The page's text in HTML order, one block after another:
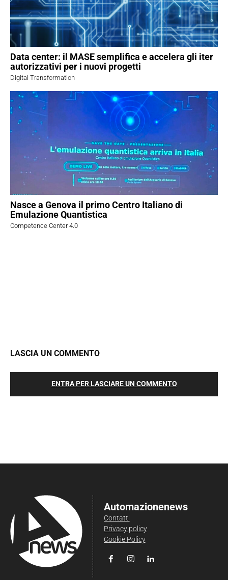
Data center: il MASE semplifica e accelera gli iter
autorizzativi per i nuovi progetti
Digital Transformation
Nasce a Genova il primo Centro Italiano di
Emulazione Quantistica
Competence Center 4.0
LASCIA UN COMMENTO
ENTRA PER LASCIARE UN COMMENTO
Automazionenews
Contatti
Privacy policy
Cookie Policy